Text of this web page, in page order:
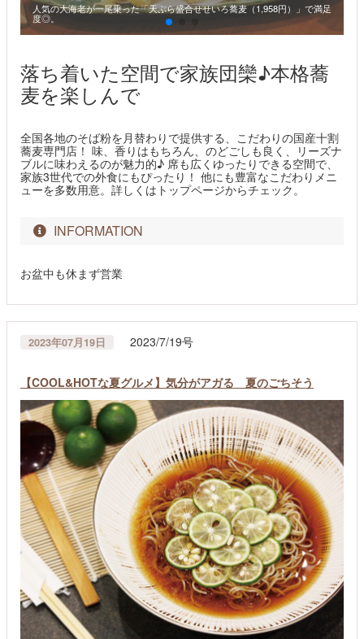
人気の大海老が一尾乗った「天ぷら盛合せせいろ蕎麦（1,958円）」で満足
度◎。
落ち着いた空間で家族団欒♪本格蕎
麦を楽しんで
全国各地のそば粉を月替わりで提供する、こだわりの国産十割
蕎麦専門店！ 味、香りはもちろん、のどごしも良く、リーズナ
ブルに味わえるのが魅力的♪ 席も広くゆったりできる空間で、
家族3世代での外食にもぴったり！ 他にも豊富なこだわりメニ
ューを多数用意。詳しくはトップページからチェック。
INFORMATION
お盆中も休まず営業
2023年07月19日 2023/7/19号
【COOL&HOTな夏グルメ】気分がアガる 夏のごちそう